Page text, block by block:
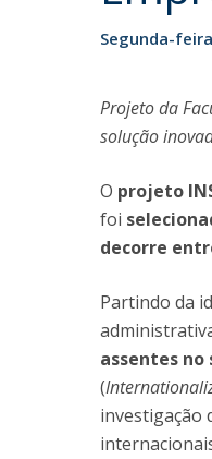
Research
Human
Iniciativas
Segunda-
Projeto da
solução
O projeto
foi
decorre
Partindo da
assentes
(
investigação